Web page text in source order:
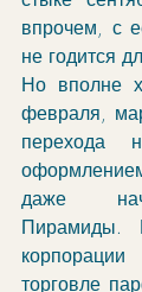
впрочем, с
не годится
Но вполне
февраля,
перехода
даже
Пирамиды.
торговле